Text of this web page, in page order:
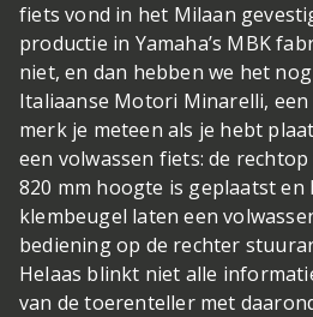
fiets vond in het Milaan
productie in Yamaha’s MBK
niet, en dan hebben we het
Italiaanse Motori Minarelli, een
merk je meteen als je hebt
een volwassen fiets: de
820 mm hoogte is geplaatst
klembeugel laten een
bediening op de rechter
Helaas blinkt niet alle
van de toerenteller met